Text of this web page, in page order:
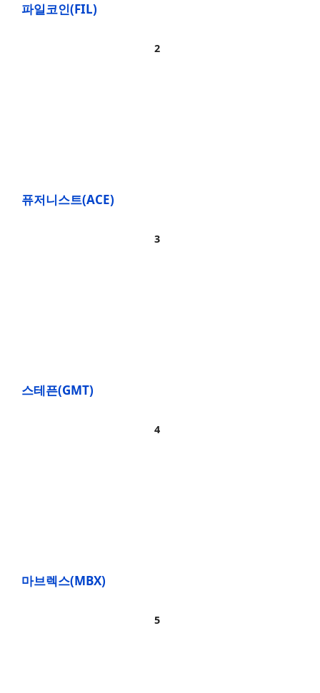
파일코인(FIL)
퓨저니스트(ACE)
스테픈(GMT)
마브렉스(MBX)